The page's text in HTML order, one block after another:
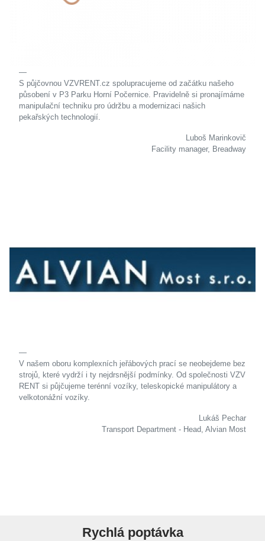
S půjčovnou VZVRENT.cz spolupracujeme od začátku našeho
působení v P3 Parku Horní Počernice. Pravidelně si pronajímáme
manipulační techniku pro údržbu a modernizaci našich
pekařských technologií.
Luboš Marinkovič
Facility manager, Breadway
V našem oboru komplexních jeřábových prací se neobejdeme bez
strojů, které vydrží i ty nejdrsnější podmínky. Od společnosti VZV
RENT si půjčujeme terénní vozíky, teleskopické manipulátory a
velkotonážní vozíky.
Lukáš Pechar
Transport Department - Head, Alvian Most
Rychlá poptávka